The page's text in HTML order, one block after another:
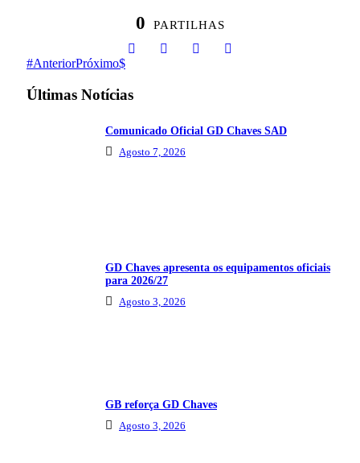
0 PARTILHAS
AnteriorPróximo
Últimas Notícias
Comunicado Oficial GD Chaves SAD
Agosto 7, 2026
GD Chaves apresenta os equipamentos oficiais
para 2026/27
Agosto 3, 2026
GB reforça GD Chaves
Agosto 3, 2026